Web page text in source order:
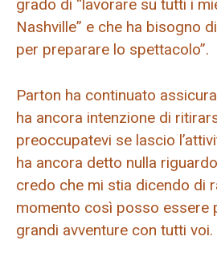
grado di “lavorare su tutti i
Nashville” e che ha bisogno
per preparare lo spettacolo”.
Parton ha continuato
ha ancora intenzione di
preoccupatevi se lascio
ha ancora detto nulla
credo che mi stia dicendo di
momento così posso essere
grandi avventure con tutti voi.